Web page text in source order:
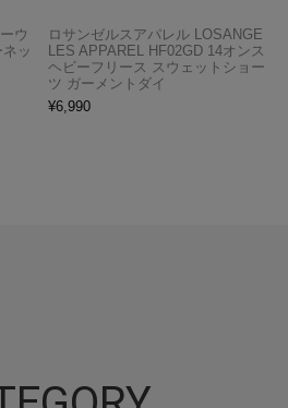
ウ
ッ
ロサンゼルスアパレル LOSANGE
LES APPAREL HF02GD 14オンス
ヘビーフリース スウェットショー
ツ ガーメントダイ
¥6,990